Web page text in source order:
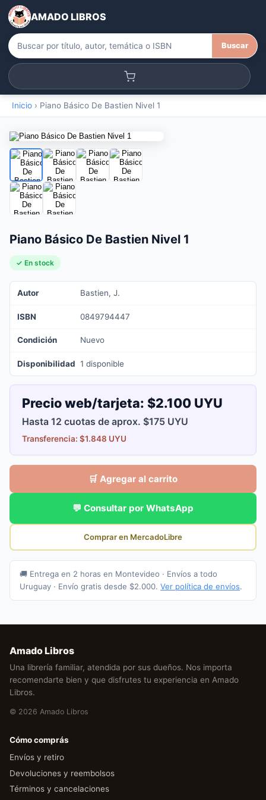
AMADO LIBROS
Buscar
Inicio › Piano Básico De Bastien Nivel 1
Piano Básico De Bastien Nivel 1
✓ En stock
Autor Bastien, J.
ISBN 0849794447
Condición Nuevo
Disponibilidad 1 disponible
Precio web/tarjeta: $2.100 UYU
Hasta 12 cuotas de aprox. $175 UYU
Transferencia: $1.848 UYU
🛒 Agregar al carrito
💬 Consultar por WhatsApp
Comprar en MercadoLibre
🚚 Entrega en 2 horas en Montevideo · Envíos a todo
Uruguay · Envío gratis desde $2.000. Ver política de envíos.
Amado Libros
Una librería familiar, atendida por sus dueños. Nos importa
recomendarte bien y que disfrutes tu experiencia en Amado
Libros.
© 2026 Amado Libros
Cómo comprás
Envíos y retiro
Devoluciones y reembolsos
Términos y cancelaciones